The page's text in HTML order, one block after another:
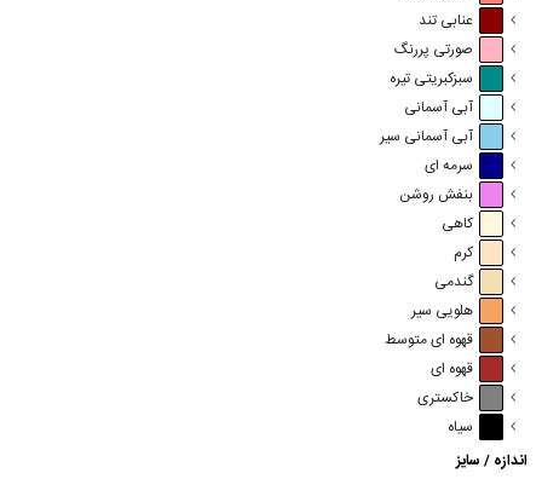
عنابی تند
صورتی پررنگ
سبزکبریتی تیره
آبی آسمانی
آبی آسمانی سیر
سرمه ای
بنفش روشن
کاهی
کرم
گندمی
هلویی سیر
قهوه ای متوسط
قهوه ای
خاکستری
سیاه
اندازه / سایز